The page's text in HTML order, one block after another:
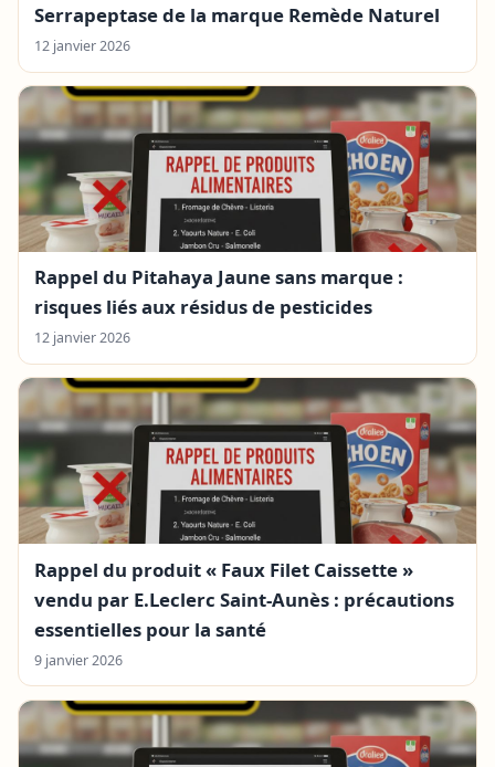
Serrapeptase de la marque Remède Naturel
12 janvier 2026
Rappel du Pitahaya Jaune sans marque :
risques liés aux résidus de pesticides
12 janvier 2026
Rappel du produit « Faux Filet Caissette »
vendu par E.Leclerc Saint-Aunès : précautions
essentielles pour la santé
9 janvier 2026